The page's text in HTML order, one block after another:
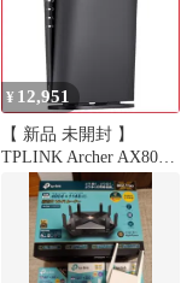
¥ 12,951
【 新品 未開封 】
TPLINK Archer AX80
WiFi 6 無線LANルータ
ー 4804+1148Mbps
AX6000 [Wi-Fi
6(ax)/ac/n/a/g/b]
ARCHERAX80JP 未使用